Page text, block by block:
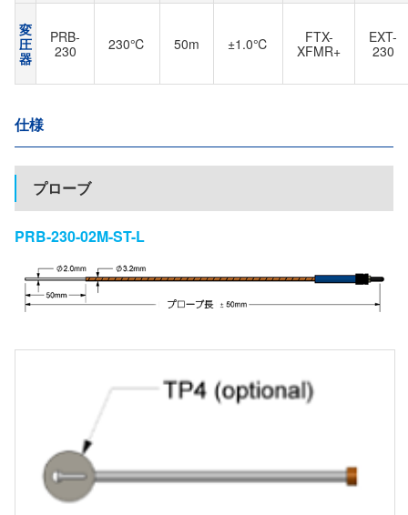
変
圧
器
PRB-
230
230℃ 50m ±1.0℃
FTX-
XFMR+
EXT-
230
仕様
プローブ
PRB-230-02M-ST-L